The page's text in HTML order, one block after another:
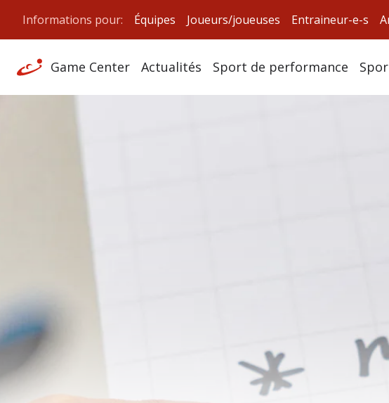
Informations pour: Équipes Joueurs/joueuses Entraineur-e-s
Game Center Actualités Sport de performance